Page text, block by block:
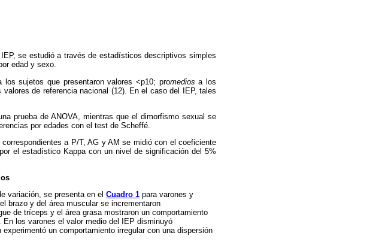
se estudió a través de estadísticos descriptivos simples
edad y sexo.
los sujetos que presentaron valores <p10; promedios a los
valores de referencia nacional (12). En el caso del IEP, tales
prueba de ANOVA, mientras que el dimorfismo sexual se
por edades con el test de Scheffé.
a P/T, AG y AM se midió con el coeficiente
el estadístico Kappa con un nivel de significación del 5%
variación, se presenta en el Cuadro 1 para varones y
brazo y del área muscular se incrementaron
de tríceps y el área grasa mostraron un comportamiento
los varones el valor medio del IEP disminuyó
un comportamiento irregular con una dispersión